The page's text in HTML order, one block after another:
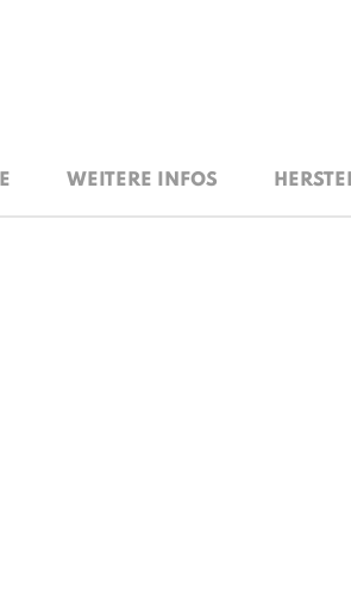
WEITERE INFOS